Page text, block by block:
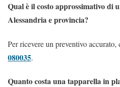
Qual è il costo approssimativo di
Alessandria e provincia?
Per ricevere un preventivo accurato,
080035.
Quanto costa una tapparella in